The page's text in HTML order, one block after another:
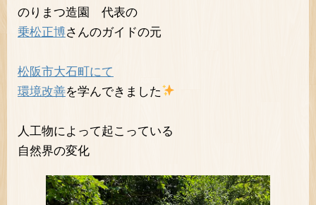
のりまつ造園 代表の
乗松正博さんのガイドの元
松阪市大石町にて
環境改善を学んできました
人工物によって起こっている
自然界の変化